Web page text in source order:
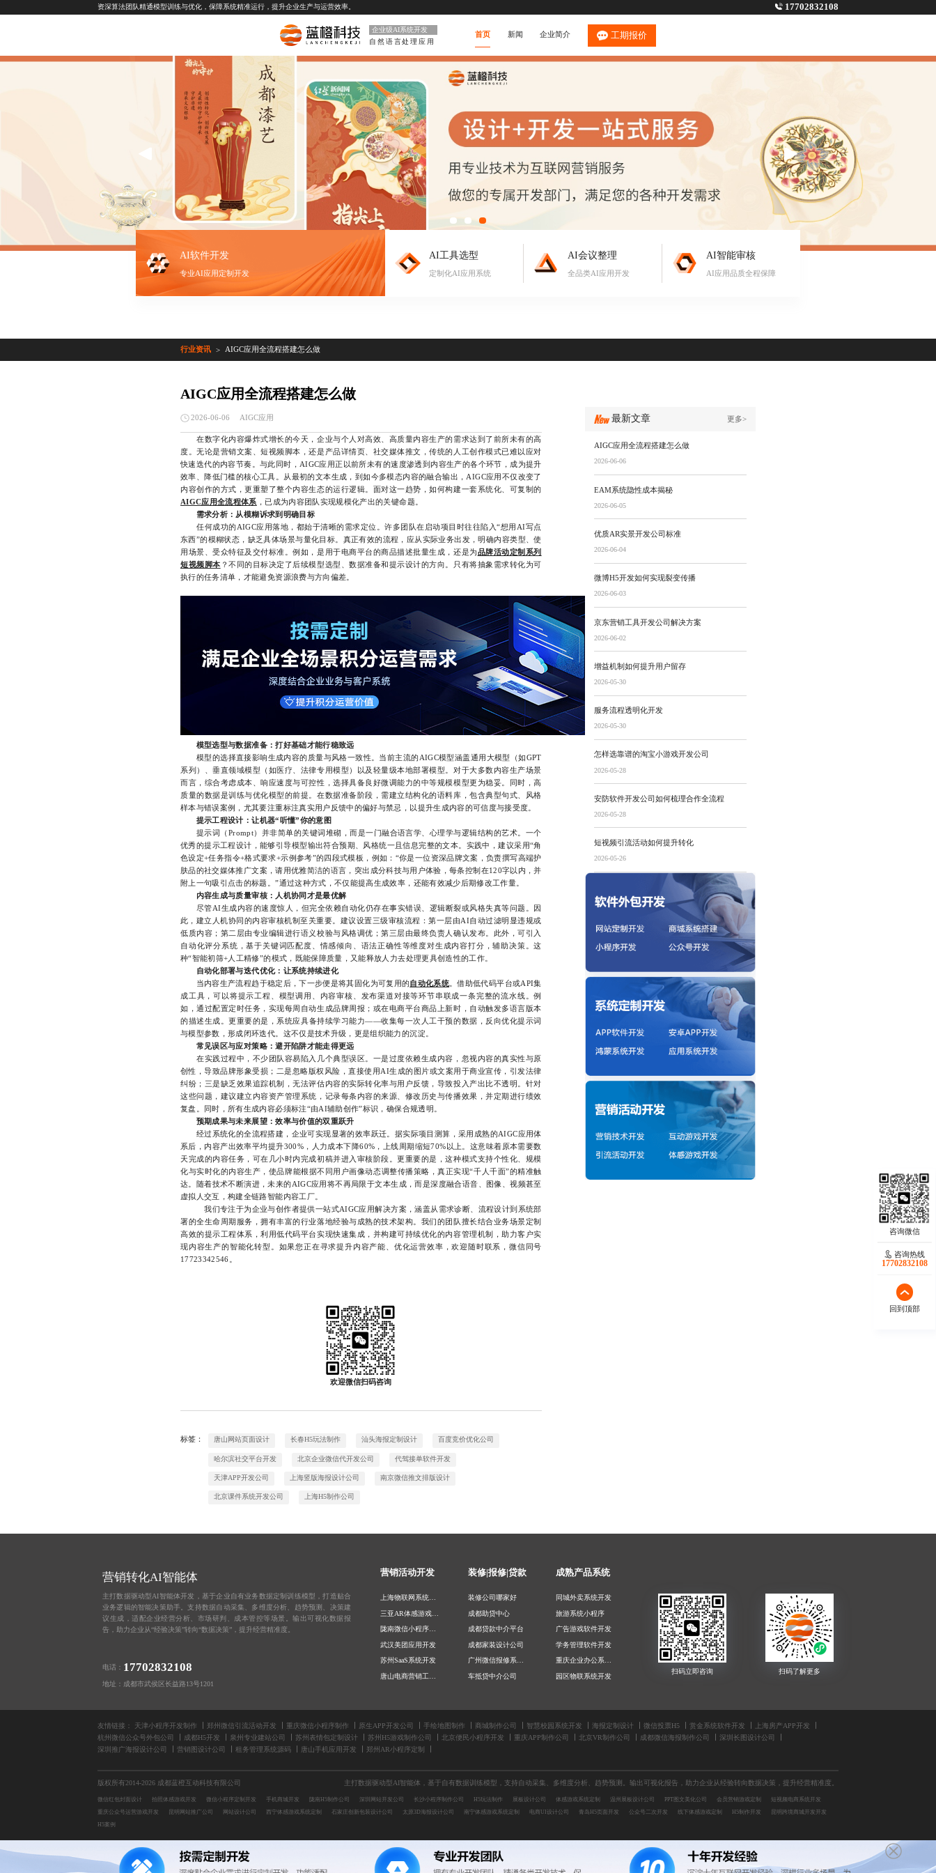
资深算法团队精通模型训练与优化，保障系统精准运行，提升企业生产与运营效率。 17702832108
企业级AI系统开发
自然语言处理应用
首页 新闻 企业简介 工期报价
AI软件开发
专业AI应用定制开发
AI工具选型
定制化AI应用系统
AI会议整理
全品类AI应用开发
AI智能审核
AI应用品质全程保障
行业资讯 > AIGC应用全流程搭建怎么做
AIGC应用全流程搭建怎么做
2026-06-06 AIGC应用
在数字化内容爆炸式增长的今天，企业与个人对高效、高质量内容生产的需求达到了前所未有的高
度。无论是营销文案、短视频脚本，还是产品详情页、社交媒体推文，传统的人工创作模式已难以应对
快速迭代的内容节奏。与此同时，AIGC应用正以前所未有的速度渗透到内容生产的各个环节，成为提升
效率、降低门槛的核心工具。从最初的文本生成，到如今多模态内容的融合输出，AIGC应用不仅改变了
内容创作的方式，更重塑了整个内容生态的运行逻辑。面对这一趋势，如何构建一套系统化、可复制的
AIGC应用全流程体系 ，已成为内容团队实现规模化产出的关键命题。
需求分析：从模糊诉求到明确目标
任何成功的AIGC应用落地，都始于清晰的需求定位。许多团队在启动项目时往往陷入“想用AI写点
东西”的模糊状态，缺乏具体场景与量化目标。真正有效的流程，应从实际业务出发，明确内容类型、使
用场景、受众特征及交付标准。例如，是用于电商平台的商品描述批量生成，还是为品牌活动定制系列
短视频脚本 ？不同的目标决定了后续模型选型、数据准备和提示设计的方向。只有将抽象需求转化为可
执行的任务清单，才能避免资源浪费与方向偏差。
模型选型与数据准备：打好基础才能行稳致远
模型的选择直接影响生成内容的质量与风格一致性。当前主流的AIGC模型涵盖通用大模型（如GPT
系列）、垂直领域模型（如医疗、法律专用模型）以及轻量级本地部署模型。对于大多数内容生产场景
而言，综合考虑成本、响应速度与可控性，选择具备良好微调能力的中等规模模型更为稳妥。同时，高
质量的数据是训练与优化模型的前提。在数据准备阶段，需建立结构化的语料库，包含典型句式、风格
样本与错误案例，尤其要注重标注真实用户反馈中的偏好与禁忌，以提升生成内容的可信度与接受度。
提示工程设计：让机器“听懂”你的意图
提示词（Prompt）并非简单的关键词堆砌，而是一门融合语言学、心理学与逻辑结构的艺术。一个
优秀的提示工程设计，能够引导模型输出符合预期、风格统一且信息完整的文本。实践中，建议采用“角
色设定+任务指令+格式要求+示例参考”的四段式模板，例如：“你是一位资深品牌文案，负责撰写高端护
肤品的社交媒体推广文案，请用优雅简洁的语言，突出成分科技与用户体验，每条控制在120字以内，并
附上一句吸引点击的标题。”通过这种方式，不仅能提高生成效率，还能有效减少后期修改工作量。
内容生成与质量审核：人机协同才是最优解
尽管AI生成内容的速度惊人，但完全依赖自动化仍存在事实错误、逻辑断裂或风格失真等问题。因
此，建立人机协同的内容审核机制至关重要。建议设置三级审核流程：第一层由AI自动过滤明显违规或
低质内容；第二层由专业编辑进行语义校验与风格调优；第三层由最终负责人确认发布。此外，可引入
自动化评分系统，基于关键词匹配度、情感倾向、语法正确性等维度对生成内容打分，辅助决策。这
种“智能初筛+人工精修”的模式，既能保障质量，又能释放人力去处理更具创造性的工作。
自动化部署与迭代优化：让系统持续进化
当内容生产流程趋于稳定后，下一步便是将其固化为可复用的自动化系统 。借助低代码平台或API集
成工具，可以将提示工程、模型调用、内容审核、发布渠道对接等环节串联成一条完整的流水线。例
如，通过配置定时任务，实现每周自动生成品牌周报；或在电商平台商品上新时，自动触发多语言版本
的描述生成。更重要的是，系统应具备持续学习能力——收集每一次人工干预的数据，反向优化提示词
与模型参数，形成闭环迭代。这不仅是技术升级，更是组织能力的沉淀。
常见误区与应对策略：避开陷阱才能走得更远
在实践过程中，不少团队容易陷入几个典型误区。一是过度依赖生成内容，忽视内容的真实性与原
创性，导致品牌形象受损；二是忽略版权风险，直接使用AI生成的图片或文案用于商业宣传，引发法律
纠纷；三是缺乏效果追踪机制，无法评估内容的实际转化率与用户反馈，导致投入产出比不透明。针对
这些问题，建议建立内容资产管理系统，记录每条内容的来源、修改历史与传播效果，并定期进行绩效
复盘。同时，所有生成内容必须标注“由AI辅助创作”标识，确保合规透明。
预期成果与未来展望：效率与价值的双重跃升
经过系统化的全流程搭建，企业可实现显著的效率跃迁。据实际项目测算，采用成熟的AIGC应用体
系后，内容产出效率平均提升300%，人力成本下降60%，上线周期缩短70%以上。这意味着原本需要数
天完成的内容任务，可在几小时内完成初稿并进入审核阶段。更重要的是，这种模式支持个性化、规模
化与实时化的内容生产，使品牌能根据不同用户画像动态调整传播策略，真正实现“千人千面”的精准触
达。随着技术不断演进，未来的AIGC应用将不再局限于文本生成，而是深度融合语音、图像、视频甚至
虚拟人交互，构建全链路智能内容工厂。
我们专注于为企业与创作者提供一站式AIGC应用解决方案，涵盖从需求诊断、流程设计到系统部
署的全生命周期服务，拥有丰富的行业落地经验与成熟的技术架构。我们的团队擅长结合业务场景定制
高效的提示工程体系，利用低代码平台实现快速集成，并构建可持续优化的内容管理机制，助力客户实
现内容生产的智能化转型。如果您正在寻求提升内容产能、优化运营效率，欢迎随时联系，微信同号
17723342546。
欢迎微信扫码咨询
标签： 唐山网站页面设计 长春H5玩法制作 汕头海报定制设计 百度竞价优化公司
哈尔滨社交平台开发 北京企业微信代开发公司 代驾接单软件开发
天津APP开发公司 上海竖版海报设计公司 南京微信推文排版设计
北京课件系统开发公司 上海H5制作公司
最新文章 更多>
AIGC应用全流程搭建怎么做
2026-06-06
EAM系统隐性成本揭秘
2026-06-05
优质AR实景开发公司标准
2026-06-04
微博H5开发如何实现裂变传播
2026-06-03
京东营销工具开发公司解决方案
2026-06-02
增益机制如何提升用户留存
2026-05-30
服务流程透明化开发
2026-05-30
怎样选靠谱的淘宝小游戏开发公司
2026-05-28
安防软件开发公司如何梳理合作全流程
2026-05-28
短视频引流活动如何提升转化
2026-05-26
营销转化AI智能体
主打数据驱动型AI智能体开发，基于企业自有业务数据定制训练模型，打造贴合
业务逻辑的智能决策助手。支持数据自动采集、多维度分析、趋势预测、决策建
议生成，适配企业经营分析、市场研判、成本管控等场景。输出可视化数据报
告，助力企业从“经验决策”转向“数据决策”，提升经营精准度。
电话： 17702832108
地址：成都市武侯区长益路13号1201
营销活动开发
上海物联网系统开发
陇南微信小程序开发
武汉美团应用开发
苏州SaaS系统开发
北京公众号开发收费
重庆软件开发外包公司
重庆数字营销活动开发
装修|报修|贷款
装修公司哪家好
成都助贷中心
成都贷款中介平台
成都家装设计公司
广州微信报修系统定制
车抵贷中介公司
手机报修系统
二维码报修系统
成熟产品系统
同城外卖系统开发
旅游系统小程序
广告游戏软件开发
学务管理软件开发
重庆企业办公系统开发
园区物联系统开发
数字园区软件源码
私域裂变软件开发
友情链接： 天津小程序开发制作 郑州微信引流活动开发 重庆微信小程序制作 原生APP开发公司 手绘地图制作 商城制作公司 智慧校园系统开发 海报定制设计 微信投票H5 赏金系统软件开发
上海房产APP开发
杭州微信公众号外包公司
成都H5开发 泉州专业建站公司 苏州表情包定制设计 苏州H5游戏制作公司 北京便民小程序开发 重庆APP制作公司 北京VR制作公司 成都微信海报制作公司
深圳长图设计公司
深圳推广海报设计公司
营销图设计公司 租务管理系统源码 唐山手机应用开发 郑州AR小程序定制
版权所有2014-2026 成都蓝橙互动科技有限公司 主打数据驱动型AI智能体，基于自有数据训练模型，支持自动采集、多维度分析、趋势预测。输出可视化报告，助力企业从经验转向数据决策，提升经营精准度。
微信红包封面设计 拍照体感游戏开发 微信小程序定制开发 手机商城开发 陇南H5制作公司 深圳网站开发公司 长沙小程序制作公司 H5玩法制作 展板设计公司 体感游戏系统定制 温州展板设计公司 PPT图文美化公司 会员营销游戏定制
短视频电商系统开发
重庆公众号运营游戏开发
昆明网站推广公司 网站设计公司 西宁体感游戏系统定制 石家庄创新包装设计公司 太原3D海报设计公司 南宁体感游戏系统定制 电商UI设计公司 青岛H5页面开发 公众号二次开发 线下体感游戏定制 H5制作开发
昆明跨境商城开发开发
H5案例
咨询热线
17702832108
回到顶部